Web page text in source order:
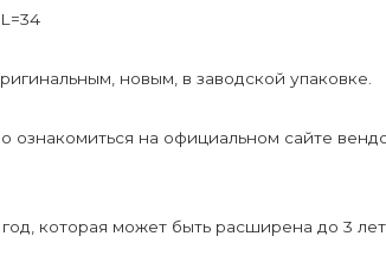
новым, в заводской упаковке.
ознакомиться на официальном сайте
которая может быть расширена до 3 лет.